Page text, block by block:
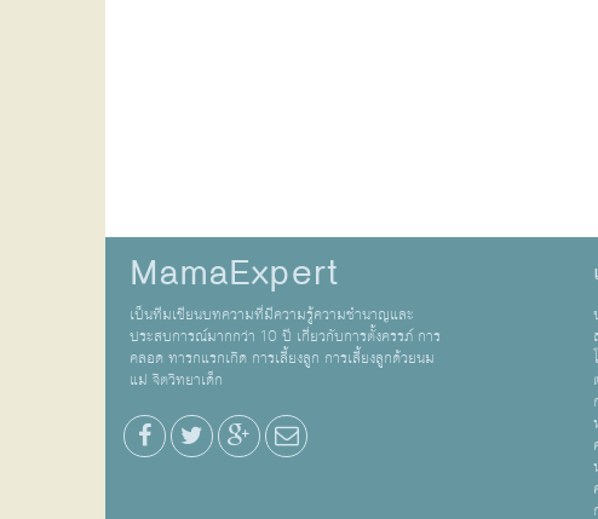
MamaExpert
เป็นทีมเขียนบทความที่มีความรู้ความชำนาญและ
ประสบการณ์มากกว่า 10 ปี เกี่ยวกับการตั้งครรภ์ การ
คลอด ทารกแรกเกิด การเลี้ยงลูก การเลี้ยงลูกด้วยนม
แม่ จิตวิทยาเด็ก